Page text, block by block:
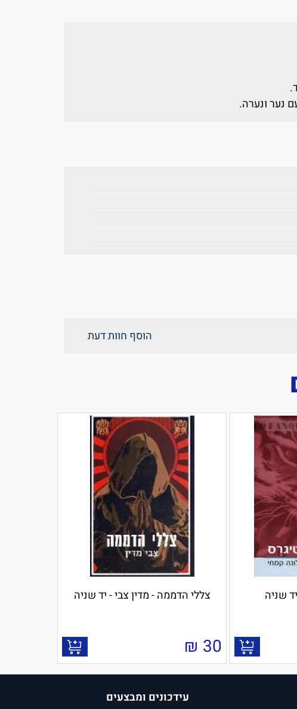
נער ונערה.
הוסף חוות דעת
שניה צללי הדממה - מדין צבי - יד שניה
30
₪
עידכונים ומבצעים